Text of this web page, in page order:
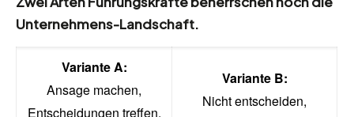
Unternehmens-Landschaft.
Variante A:
Ansage machen,
Entscheidungen treffen,
Variante B:
Nicht entscheiden,